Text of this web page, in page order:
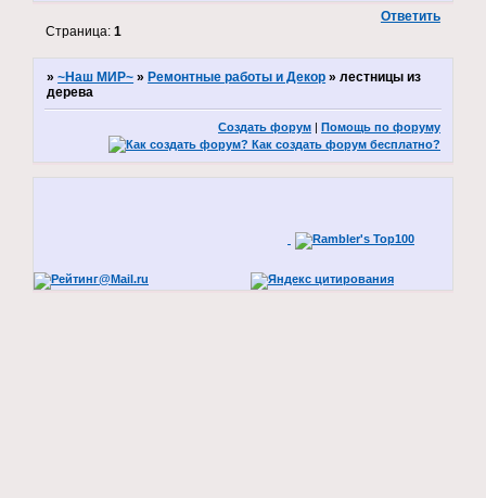
Ответить
Страница:1
»~Наш МИР~ » Ремонтные работы и Декор »лестницы из
дерева
Создать форум | Помощь по форуму